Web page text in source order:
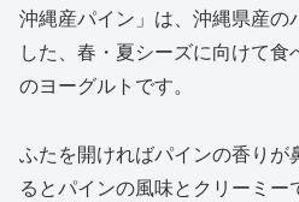
沖縄産パイン」は、沖縄県産の
した、春・夏シーズに向けて
のヨーグルトです。
ふたを開ければパインの香りが
るとパインの風味とクリーミ